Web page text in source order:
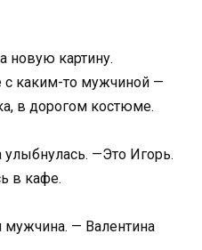
новую картину.
с каким-то мужчиной —
в дорогом костюме.
—Это Игорь.
в кафе.
мужчина. — Валентина